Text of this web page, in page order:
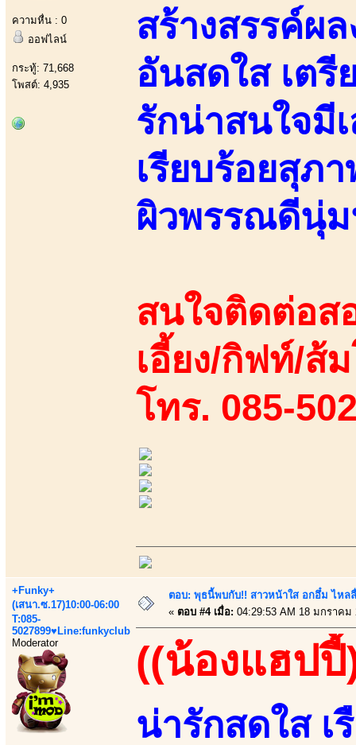
ความหื่น : 0
ออฟไลน์
กระทู้: 71,668
โพสต์: 4,935
สร้างสรรค์ผ
อันสดใส เตรี
รักน่าสนใจมี
เรียบร้อยสุภ
ผิวพรรณดีนุ่
สนใจติดต่อส
เอี้ยง/กิฟท์/ส้
โทร. 085-
+Funky+
(เสนา.ซ.17)10:00-06:00
T:085-
5027899♥Line:funkyclub
Moderator
ตอบ: พุธนี้พบกับ!! สาวหน้าใส อกอึ๋ม ไหล
« ตอบ #4 เมื่อ: 04:29:53 AM 18 มกราคม
((น้องแฮปปี้
น่ารักสดใส เ